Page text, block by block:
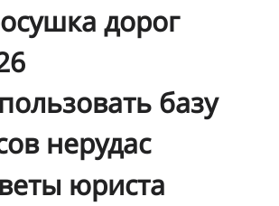
дорог
базу
нерудас
юриста